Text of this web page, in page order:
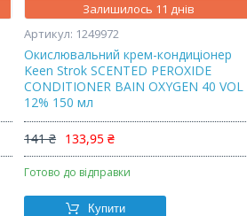
Залишилось 11 днів
1249972
Окислювальний крем-кондиціонер
Keen Strok SCENTED PEROXIDE
CONDITIONER BAIN OXYGEN 40 VOL
12% 150 мл
141 ₴ 133,95 ₴
Готово до відправки
Купити